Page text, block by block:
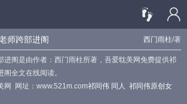
西门雨柱/著
师跨部进阁
进阁是由作者：西门雨柱所著，吾爱耽美网免费提供祁
全文在线阅读。
网 网址：www.521m.com祁同伟 同人 祁同伟原创女